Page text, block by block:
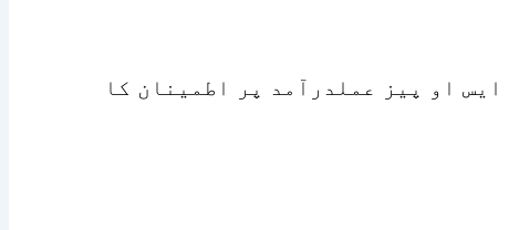
ایس او پیز عملدرآمد پر اطمینان کا